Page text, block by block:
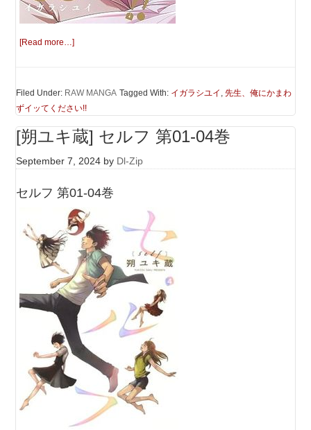
[Read more…]
Filed Under: RAW MANGA Tagged With: イガラシユイ ,先生、俺にかまわ
ずイッてください!!
[朔ユキ蔵] セルフ 第01-04巻
September 7, 2024 by Dl-Zip
セルフ 第01-04巻